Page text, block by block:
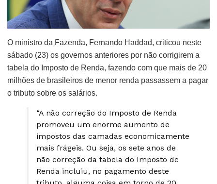
O ministro da Fazenda, Fernando Haddad, criticou neste
sábado (23) os governos anteriores por não corrigirem a
tabela do Imposto de Renda, fazendo com que mais de 20
milhões de brasileiros de menor renda passassem a pagar
o tributo sobre os salários.
“A não correção do Imposto de Renda
promoveu um enorme aumento de
impostos das camadas economicamente
mais frágeis. Ou seja, os sete anos de
não correção da tabela do Imposto de
Renda incluiu, no pagamento deste